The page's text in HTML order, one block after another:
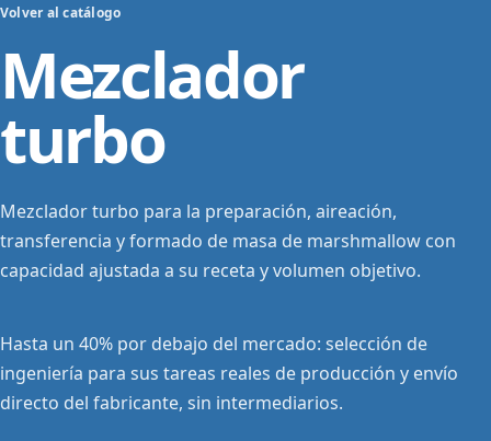
Volver al catálogo
Mezclador
turbo
Mezclador turbo para la preparación, aireación,
transferencia y formado de masa de marshmallow con
capacidad ajustada a su receta y volumen objetivo.
Hasta un 40% por debajo del mercado: selección de
ingeniería para sus tareas reales de producción y envío
directo del fabricante, sin intermediarios.